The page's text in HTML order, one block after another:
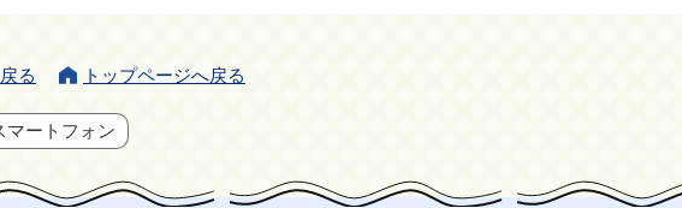
る トップページへ戻る
マートフォン